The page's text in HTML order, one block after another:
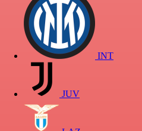
INT
JUV